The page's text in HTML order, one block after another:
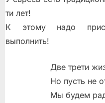
ти лет!
К этому надо
выполнить!
Две трети
Но пусть не
Мы будем